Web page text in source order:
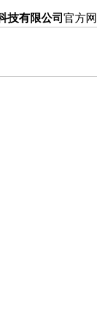
技有限公司 官方